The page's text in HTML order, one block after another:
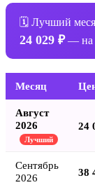
🗓 Лучший
24 029 ₽— на
Месяц
Август
2026
Лучший
24
Сентябрь
2026
38